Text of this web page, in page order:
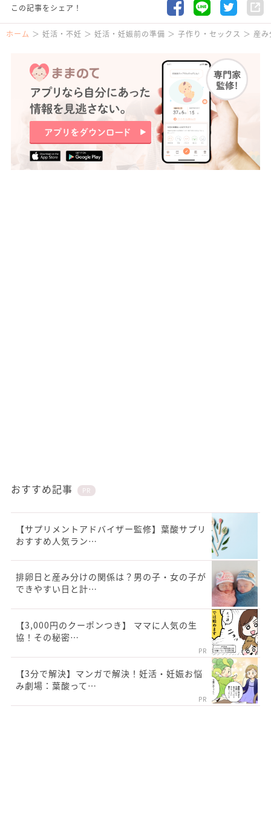
この記事をシェア！
ホーム 妊活・不妊 妊活・妊娠前の準備 子作り・セックス 産
おすすめ記事 PR
【サプリメントアドバイザー監修】葉酸サプリ
おすすめ人気ラン…
排卵日と産み分けの関係は？男の子・女の子が
できやすい日と計…
【3,000円のクーポンつき】 ママに人気の生
協！その秘密…
PR
【3分で解決】マンガで解決！妊活・妊娠お悩
み劇場：葉酸って…
PR